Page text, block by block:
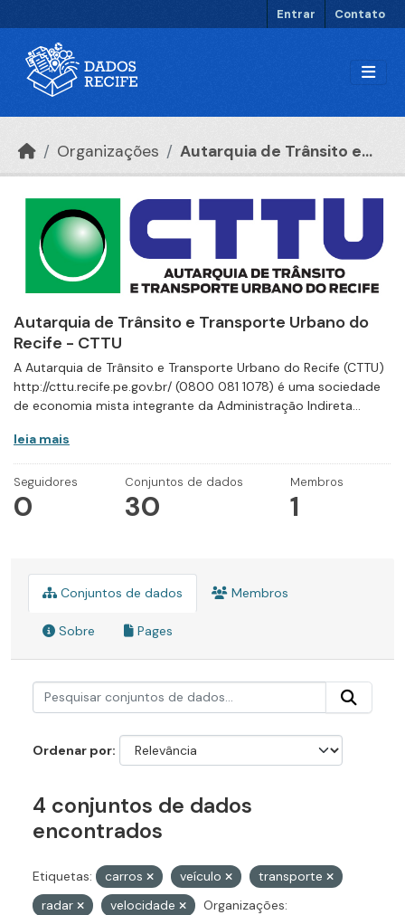
Entrar Contato
Organizações Autarquia de Trânsito e...
Autarquia de Trânsito e Transporte Urbano do
Recife - CTTU
A Autarquia de Trânsito e Transporte Urbano do Recife (CTTU)
http://cttu.recife.pe.gov.br/ (0800 081 1078) é uma sociedade
de economia mista integrante da Administração Indireta...
leia mais
Seguidores
0
Conjuntos de dados
30
Membros
1
Conjuntos de dados Membros
Sobre Pages
Ordenar por
4 conjuntos de dados
encontrados
Etiquetas: carros veículo
transporte
radar
velocidade
Organizações: